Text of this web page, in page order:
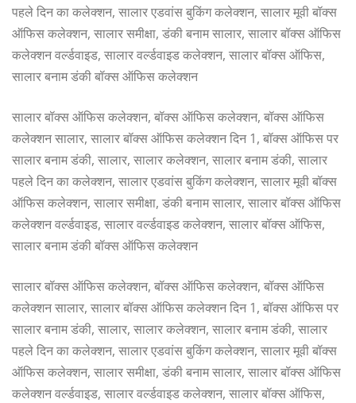
पहले दिन का कलेक्शन, सालार एडवांस बुकिंग कलेक्शन, सालार मूवी बॉक्स
ऑफिस कलेक्शन, सालार समीक्षा, डंकी बनाम सालार, सालार बॉक्स ऑफिस
कलेक्शन वर्ल्डवाइड, सालार वर्ल्डवाइड कलेक्शन, सालार बॉक्स ऑफिस,
सालार बनाम डंकी बॉक्स ऑफिस कलेक्शन
सालार बॉक्स ऑफिस कलेक्शन, बॉक्स ऑफिस कलेक्शन, बॉक्स ऑफिस
कलेक्शन सालार, सालार बॉक्स ऑफिस कलेक्शन दिन 1, बॉक्स ऑफिस पर
सालार बनाम डंकी, सालार, सालार कलेक्शन, सालार बनाम डंकी, सालार
पहले दिन का कलेक्शन, सालार एडवांस बुकिंग कलेक्शन, सालार मूवी बॉक्स
ऑफिस कलेक्शन, सालार समीक्षा, डंकी बनाम सालार, सालार बॉक्स ऑफिस
कलेक्शन वर्ल्डवाइड, सालार वर्ल्डवाइड कलेक्शन, सालार बॉक्स ऑफिस,
सालार बनाम डंकी बॉक्स ऑफिस कलेक्शन
सालार बॉक्स ऑफिस कलेक्शन, बॉक्स ऑफिस कलेक्शन, बॉक्स ऑफिस
कलेक्शन सालार, सालार बॉक्स ऑफिस कलेक्शन दिन 1, बॉक्स ऑफिस पर
सालार बनाम डंकी, सालार, सालार कलेक्शन, सालार बनाम डंकी, सालार
पहले दिन का कलेक्शन, सालार एडवांस बुकिंग कलेक्शन, सालार मूवी बॉक्स
ऑफिस कलेक्शन, सालार समीक्षा, डंकी बनाम सालार, सालार बॉक्स ऑफिस
कलेक्शन वर्ल्डवाइड, सालार वर्ल्डवाइड कलेक्शन, सालार बॉक्स ऑफिस,